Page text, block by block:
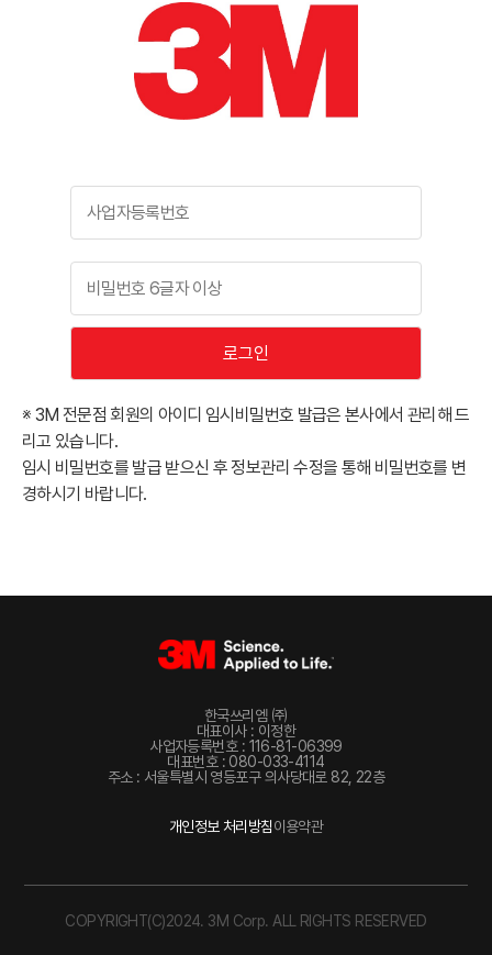
로그인
※ 3M 전문점 회원의 아이디 임시비밀번호 발급은 본사에서 관리해 드
리고 있습니다.
임시 비밀번호를 발급 받으신 후 정보관리 수정을 통해 비밀번호를 변
경하시기 바랍니다.
한국쓰리엠 ㈜
대표이사 : 이정한
사업자등록번호 : 116-81-06399
대표번호 : 080-033-4114
주소 : 서울특별시 영등포구 의사당대로 82, 22층
개인정보 처리방침이용약관
COPYRIGHT(C)2024. 3M Corp. ALL RIGHTS RESERVED